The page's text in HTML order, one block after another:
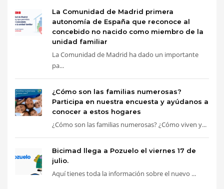
La Comunidad de Madrid primera
autonomía de España que reconoce al
concebido no nacido como miembro de la
unidad familiar
La Comunidad de Madrid ha dado un importante
pa...
¿Cómo son las familias numerosas?
Participa en nuestra encuesta y ayúdanos a
conocer a estos hogares
¿Cómo son las familias numerosas? ¿Cómo viven y...
Bicimad llega a Pozuelo el viernes 17 de
julio.
Aquí tienes toda la información sobre el nuevo ...